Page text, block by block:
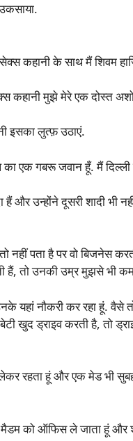
कहानी के साथ मैं शिवम
कहानी मुझे मेरे एक दोस्त
इसका लुत्फ़ उठाएं.
एक गबरू जवान हूँ. मैं
और उन्होंने दूसरी शादी भी
नहीं पता है पर वो बिजनेस
हैं, तो उनकी उम्र मुझसे भी
यहां नौकरी कर रहा हूं. वैसे
खुद ड्राइव करती है, तो
रहता हूं और एक मेड भी
मैडम को ऑफिस ले जाता हूं और